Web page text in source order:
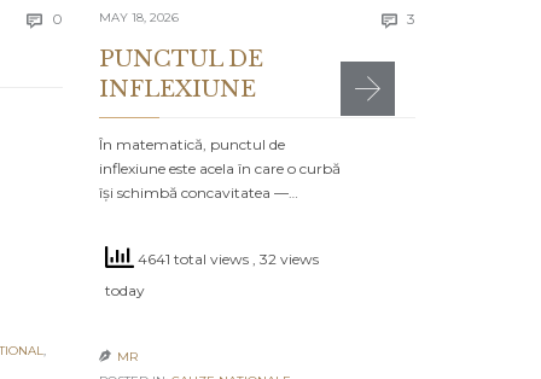
 0 Comments
,
MAY 18, 2026  3
PUNCTUL DE
INFLEXIUNE
În matematică, punctul de
inflexiune este acela în care o curbă
își schimbă concavitatea —…
4641 total views , 32 views
today
 MR